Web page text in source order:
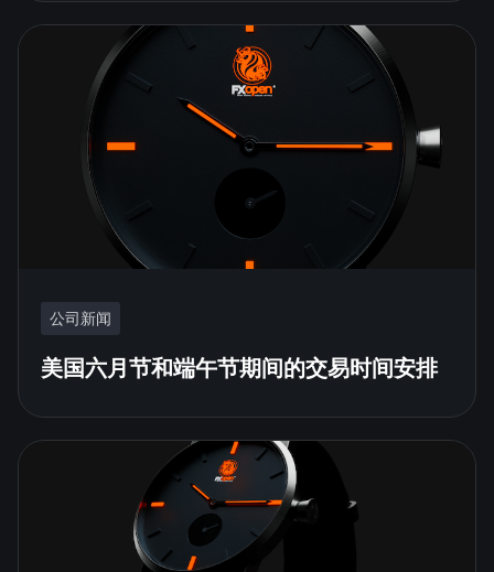
公司新闻
美国六月节和端午节期间的交易时间安排